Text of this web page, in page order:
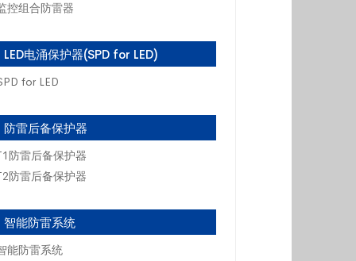
控组合防雷器
LED电涌保护器(SPD for LED)
for LED
防雷后备保护器
防雷后备保护器
防雷后备保护器
智能防雷系统
能防雷系统